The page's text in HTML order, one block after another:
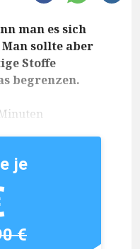
man es sich
sollte aber
Stoffe
begrenzen.
je
€